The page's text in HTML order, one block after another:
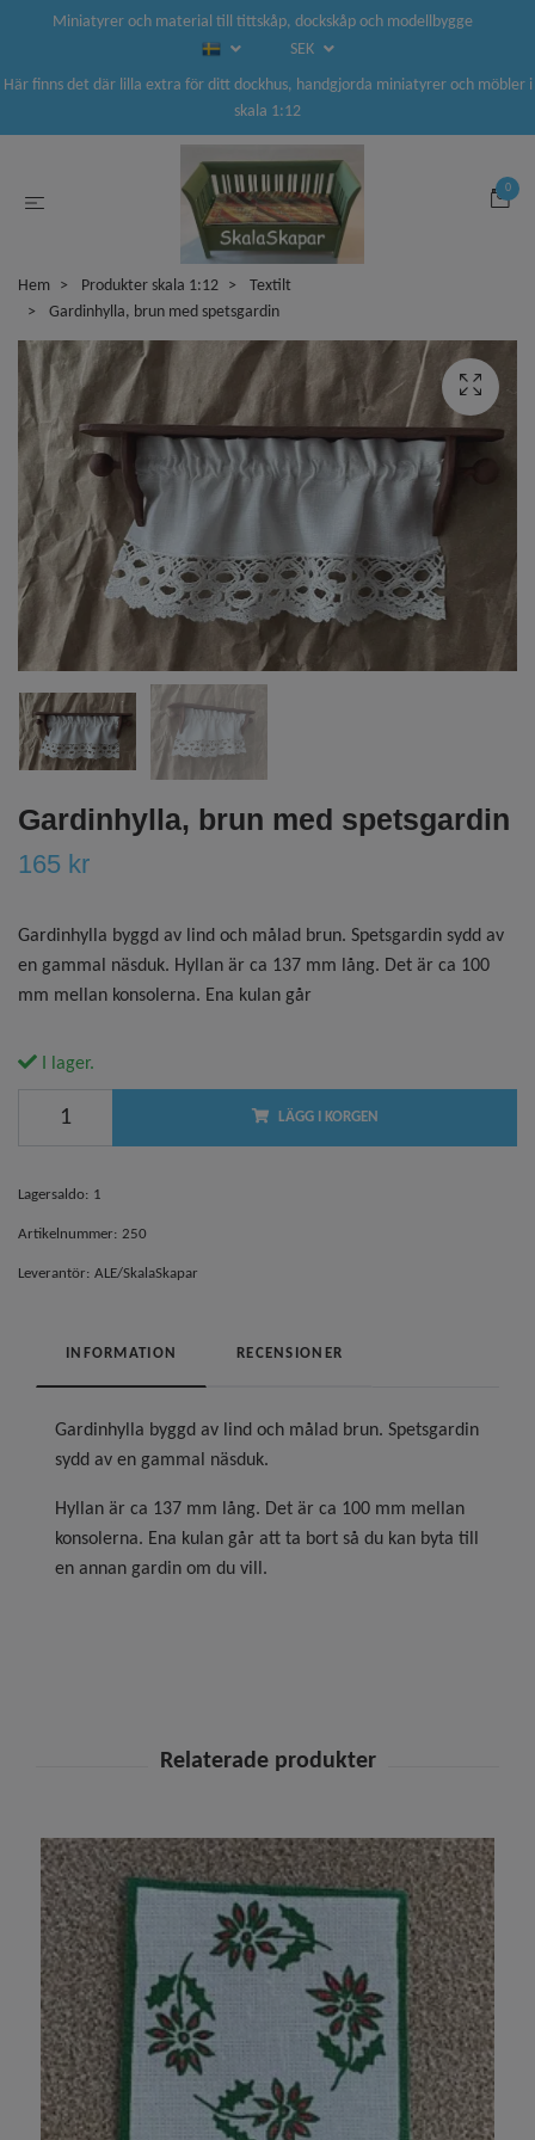
Miniatyrer och material till tittskåp, dockskåp och modellbygge
SEK
Här finns det där lilla extra för ditt dockhus, handgjorda miniatyrer och möbler i
skala 1:12
0
Hem Produkter skala 1:12
Textilt
Gardinhylla, brun med spetsgardin
Gardinhylla, brun med spetsgardin
165 kr
Gardinhylla byggd av lind och målad brun. Spetsgardin sydd av
en gammal näsduk. Hyllan är ca 137 mm lång. Det är ca 100
mm mellan konsolerna. Ena kulan går
I lager.
LÄGG I KORGEN
Lagersaldo: 1
Artikelnummer: 250
Leverantör: ALE/SkalaSkapar
INFORMATION RECENSIONER
Gardinhylla byggd av lind och målad brun. Spetsgardin
sydd av en gammal näsduk.
Hyllan är ca 137 mm lång. Det är ca 100 mm mellan
konsolerna. Ena kulan går att ta bort så du kan byta till
en annan gardin om du vill.